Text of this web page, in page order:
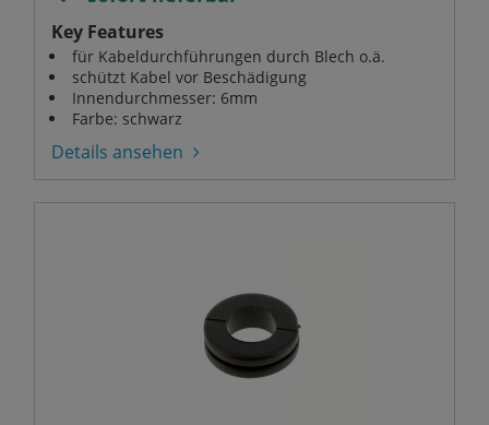
Key Features
für Kabeldurchführungen durch Blech o.ä.
schützt Kabel vor Beschädigung
Innendurchmesser: 6mm
Farbe: schwarz
Details ansehen